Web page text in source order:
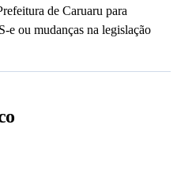
de Caruaru para
e ou mudanças na legislação